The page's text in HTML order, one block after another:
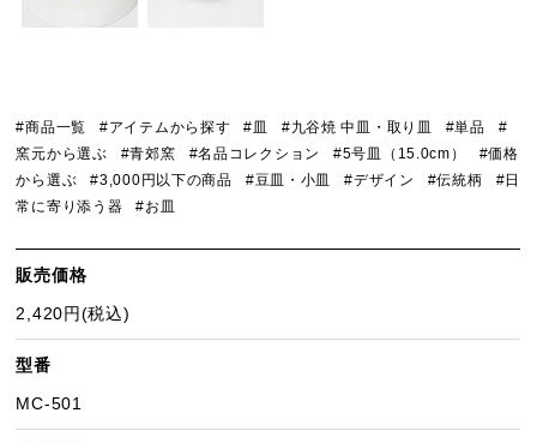
#商品一覧 #アイテムから探す #皿 #九谷焼 中皿・取り皿 #単品
#
窯元から選ぶ
#青郊窯 #名品コレクション #5号皿（15.0cm）
#価格
から選ぶ
#3,000円以下の商品 #豆皿・小皿 #デザイン #伝統柄
#日
常に寄り添う器
#お皿
販売価格
2,420円(税込)
型番
MC-501